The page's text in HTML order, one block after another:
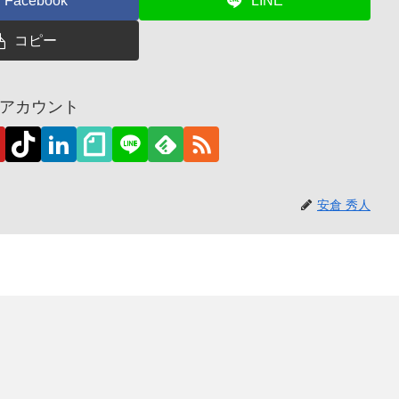
コピー
カウント
安倉 秀人